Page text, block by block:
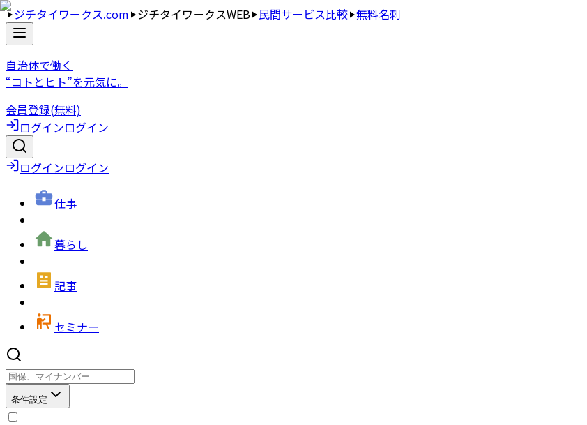
ジチタイワークス.com ジチタイワークスWEB 民間サービス比較 無料名刺
自治体で働く
“コトとヒト”を元気に。
会員登録(無料)
ログインログイン
ログインログイン
仕事
暮らし
記事
セミナー
条件設定